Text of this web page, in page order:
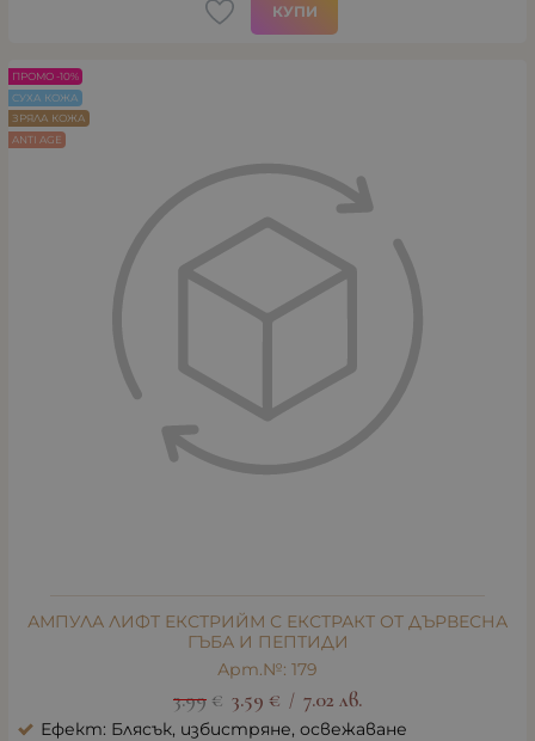
КУПИ
АМПУЛА ЛИФТ ЕКСТРИЙМ С ЕКСТРАКТ ОТ ДЪРВЕСНА
ГЪБА И ПЕПТИДИ
Арт.№: 179
3.99 € 3.59 € / 7.02 лв.
Ефект: Блясък, избистряне, освежаване
ПРОМО -10%
СУХА КОЖА
ЗРЯЛА КОЖА
ANTI AGE